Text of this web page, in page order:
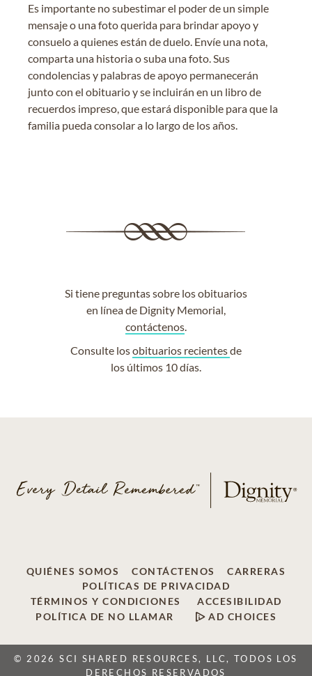
Es importante no subestimar el poder de un simple
mensaje o una foto querida para brindar apoyo y
consuelo a quienes están de duelo. Envíe una nota,
comparta una historia o suba una foto. Sus
condolencias y palabras de apoyo permanecerán
junto con el obituario y se incluirán en un libro de
recuerdos impreso, que estará disponible para que la
familia pueda consolar a lo largo de los años.
Si tiene preguntas sobre los obituarios
en línea de Dignity Memorial,
contáctenos.
Consulte losobituarios recientesde
los últimos 10 días.
QUIÉNES SOMOS CONTÁCTENOS
CARRERAS
POLÍTICAS DE PRIVACIDAD
TÉRMINOS Y CONDICIONES
ACCESIBILIDAD
POLÍTICA DE NO LLAMAR
AD CHOICES
© 2026 SCI SHARED RESOURCES, LLC, TODOS LOS
DERECHOS RESERVADOS